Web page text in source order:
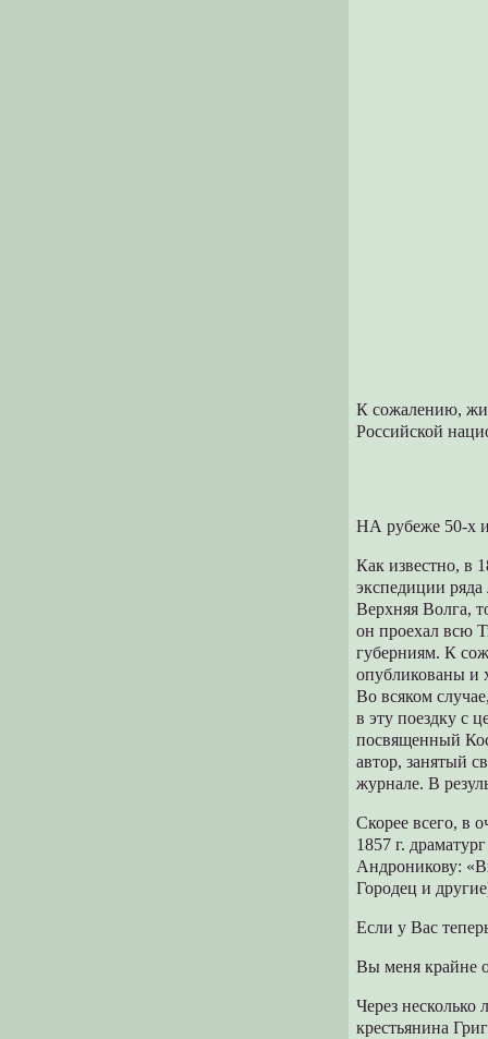
К сожалению,
Российской
НА рубеже 50-х
Как известно, в
экспедиции
Верхняя Волга,
он проехал всю
губерниям. К
опубликованы и
Во всяком
в эту поездку с
посвященный
автор, занятый
журнале. В
Скорее всего, в
1857 г.
Андроникову:
Городец и
Если у Вас
Вы меня крайне
Через
крестьянина